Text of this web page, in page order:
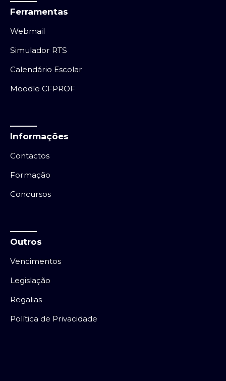
Ferramentas
Webmail
Simulador RTS
Calendário Escolar
Moodle CFPROF
Informações
Contactos
Formação
Concursos
Outros
Vencimentos
Legislação
Regalias
Política de Privacidade